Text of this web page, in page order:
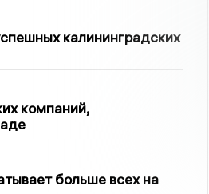
калининградских
компаний,
больше всех на